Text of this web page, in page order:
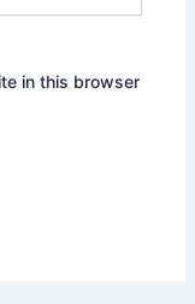
in this browser